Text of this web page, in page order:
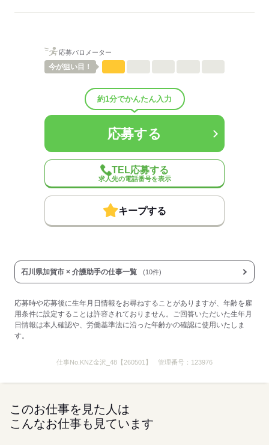
ひとりで
しずか
有料老人ホーム/デイサービス施設/グループホーム/特別養護老人ホ
ーム/病院など
10人
（男5：女5）
平均年齢
医療・介護・福祉関連
応募する
応募バロメーター
今が狙い目！
約1分でかんたん入力
応募する
TEL応募する
求人先の電話番号を表示
キープする
石川県加賀市 × 介護助手の仕事一覧 (10件)
応募時や応募後に生年月日情報をお尋ねすることがありますが、年齢を雇
用条件に設定することは許容されておりません。ご回答いただいた生年月
日情報は本人確認や、労働基準法に沿った年齢かの確認に使用いたしま
す。
仕事No. KNZ金沢_48【260501】 管理番号： 123976
このお仕事を見た人は
こんなお仕事も見ています